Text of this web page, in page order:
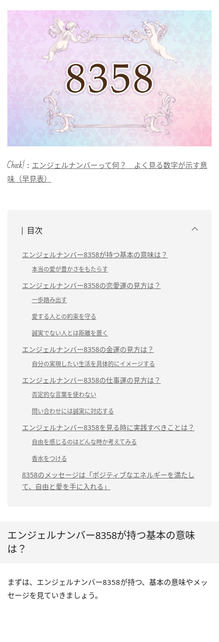
Check!： エンジェルナンバーって何？ よく見る数字が示す意
味（早見表）
目次
エンジェルナンバー8358が持つ基本の意味は？
本当の愛が豊かさをもたらす
エンジェルナンバー8358の恋愛運の見方は？
一歩踏み出す
愛する人との約束を守る
誠実でない人とは距離を置く
エンジェルナンバー8358の金運の見方は？
自分の実現したい生活を具体的にイメージする
エンジェルナンバー8358の仕事運の見方は？
否定的な言葉を使わない
問い合わせには誠実に対応する
エンジェルナンバー8358を見る時に実践すべきことは？
自由を感じるのはどんな時か考えてみる
香水をつける
8358のメッセージは「ポジティブなエネルギーを満たし
て、自由と愛を手に入れる」
エンジェルナンバー8358が持つ基本の意味
は？
まずは、エンジェルナンバー8358が持つ、基本の意味やメッ
セージを見ていきましょう。